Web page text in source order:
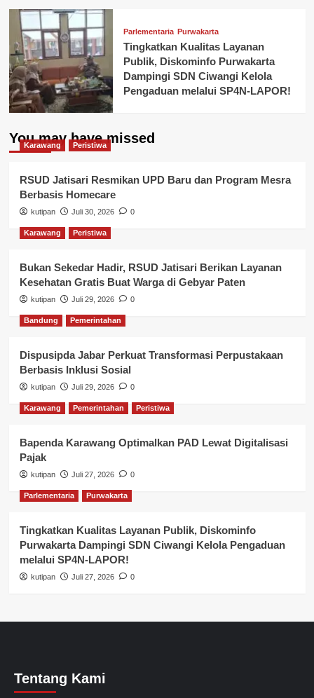
Parlementaria Purwakarta
Tingkatkan Kualitas Layanan
Publik, Diskominfo Purwakarta
Dampingi SDN Ciwangi Kelola
Pengaduan melalui SP4N-LAPOR!
You may have missed
Karawang Peristiwa
RSUD Jatisari Resmikan UPD Baru dan Program Mesra
Berbasis Homecare
kutipan Juli 30, 2026 0
Karawang Peristiwa
Bukan Sekedar Hadir, RSUD Jatisari Berikan Layanan
Kesehatan Gratis Buat Warga di Gebyar Paten
kutipan Juli 29, 2026 0
Bandung Pemerintahan
Dispusipda Jabar Perkuat Transformasi Perpustakaan
Berbasis Inklusi Sosial
kutipan Juli 29, 2026 0
Karawang Pemerintahan Peristiwa
Bapenda Karawang Optimalkan PAD Lewat Digitalisasi
Pajak
kutipan Juli 27, 2026 0
Parlementaria Purwakarta
Tingkatkan Kualitas Layanan Publik, Diskominfo
Purwakarta Dampingi SDN Ciwangi Kelola Pengaduan
melalui SP4N-LAPOR!
kutipan Juli 27, 2026 0
Tentang Kami